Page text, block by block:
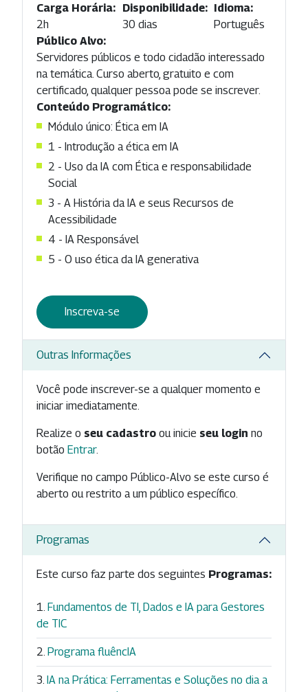
Carga Horária:
2h
Disponibilidade:
30 dias
Idioma:
Português
Público Alvo:
Servidores públicos e todo cidadão interessado
na temática. Curso aberto, gratuito e com
certificado, qualquer pessoa pode se inscrever.
Conteúdo Programático:
Módulo único: Ética em IA
1 - Introdução a ética em IA
2 - Uso da IA com Ética e responsabilidade
Social
3 - A História da IA e seus Recursos de
Acessibilidade
4 - IA Responsável
5 - O uso ética da IA generativa
Inscreva-se
Outras Informações
Você pode inscrever-se a qualquer momento e
iniciar imediatamente.
Realize o seu cadastro ou inicie seu login no
botão Entrar.
Verifique no campo Público-Alvo se este curso é
aberto ou restrito a um público específico.
Programas
Este curso faz parte dos seguintes Programas:
Fundamentos de TI, Dados e IA para Gestores
de TIC
Programa fluêncIA
IA na Prática: Ferramentas e Soluções no dia a